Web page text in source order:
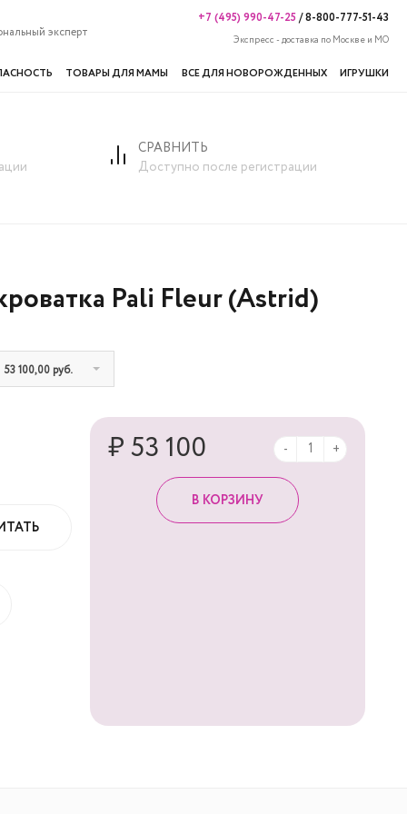
эксперт
+7 (495) 990-47-25/8-800-777-51-43
Экспресс - доставка по Москве и МО
ТОВАРЫ ДЛЯ МАМЫ ВСЕ ДЛЯ НОВОРОЖДЕННЫХ ИГРУШКИ
СРАВНИТЬ
Доступно после регистрации
Pali Fleur (Astrid)
100,00 руб.
₽ 53 100 - +